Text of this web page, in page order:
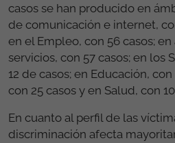
casos se han producido en
de comunicación e internet,
en el Empleo, con 56 casos;
servicios, con 57 casos; en los
12 de casos; en Educación,
con 25 casos y en Salud, con
En cuanto al perfil de las
discriminación afecta